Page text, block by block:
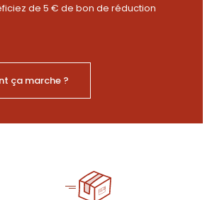
de 5 € de bon de réduction
ça marche ?